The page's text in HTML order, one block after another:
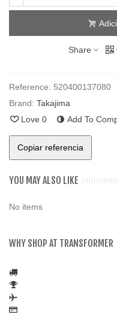
Share
Reference: 520400137080
Brand: Takajima
Love 0 Add To
Copiar referencia
YOU MAY ALSO LIKE
No items
WHY SHOP AT TRANSFORMER